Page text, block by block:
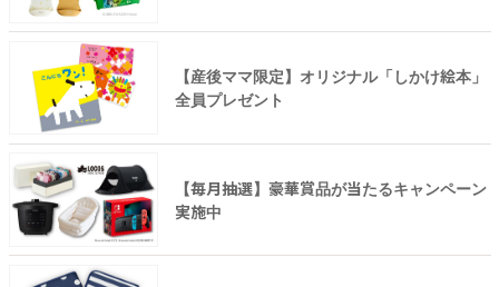
【産後ママ限定】オリジナル「しかけ絵本」
全員プレゼント
【毎月抽選】豪華賞品が当たるキャンペーン
実施中